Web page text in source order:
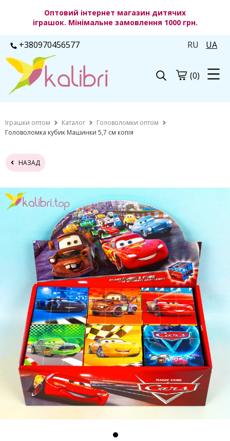
Оптовий інтернет магазин дитячих
іграшок. Мінімальне замовлення 1000 грн.
+380970456577 RU UA
(0)
Іграшки оптом Каталог
Головоломки оптом
Головоломка кубик Машинки 5,7 см копія
НАЗАД